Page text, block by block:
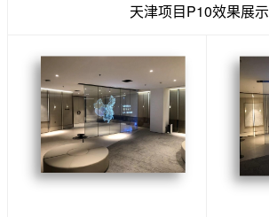
天津项目P10效果展示